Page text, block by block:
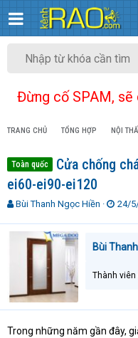
Đừng cố SPAM, sẽ
TRANG CHỦ TỔNG HỢP NỘI
Toàn quốc
Cửa chống
ei60-ei90-ei120
T
r
t
a
t
Bùi Thanh Ngọc Hiền
N
y
i
24/
Bùi
Thành viên
Trong những năm gần đây,